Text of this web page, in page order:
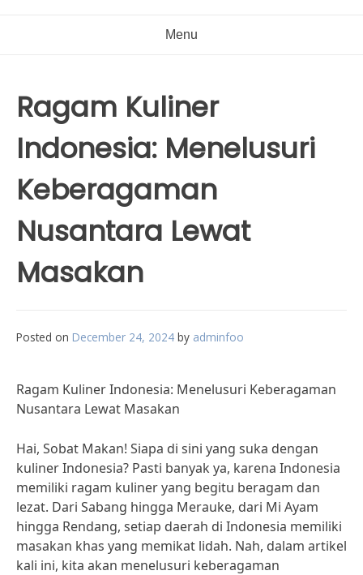
Menu
Ragam Kuliner
Indonesia: Menelusuri
Keberagaman
Nusantara Lewat
Masakan
Posted on December 24, 2024 by adminfoo
Ragam Kuliner Indonesia: Menelusuri Keberagaman
Nusantara Lewat Masakan
Hai, Sobat Makan! Siapa di sini yang suka dengan
kuliner Indonesia? Pasti banyak ya, karena Indonesia
memiliki ragam kuliner yang begitu beragam dan
lezat. Dari Sabang hingga Merauke, dari Mi Ayam
hingga Rendang, setiap daerah di Indonesia memiliki
masakan khas yang memikat lidah. Nah, dalam artikel
kali ini, kita akan menelusuri keberagaman